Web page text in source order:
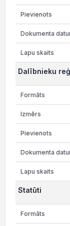
Dalībnieku
Statūti